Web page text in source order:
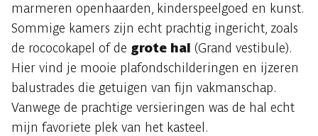
marmeren openhaarden, kinderspeelgoed en kunst.
Sommige kamers zijn echt prachtig ingericht, zoals
de rococokapel of de grote hal (Grand vestibule).
Hier vind je mooie plafondschilderingen en ijzeren
balustrades die getuigen van fijn vakmanschap.
Vanwege de prachtige versieringen was de hal echt
mijn favoriete plek van het kasteel.